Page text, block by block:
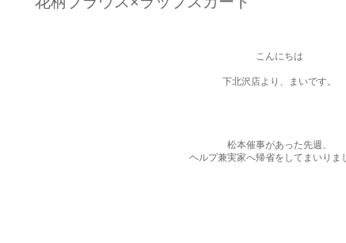
こんにちは
下北沢店より、まいです。
松本催事があった先週、
ヘルプ兼実家へ帰省をしてまいりま